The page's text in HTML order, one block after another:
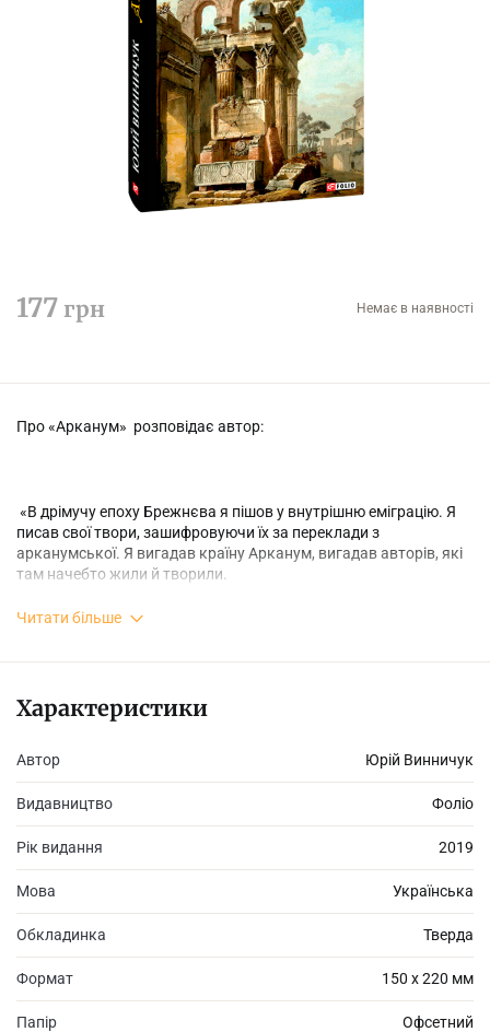
177 грн Немає в наявності
Про «Арканум» розповідає автор:
«В дрімучу епоху Брежнєва я пішов у внутрішню еміграцію. Я
писав свої твори, зашифровуючи їх за переклади з
арканумської. Я вигадав країну Арканум, вигадав авторів, які
там начебто жили й творили.
А поволі Арканум став пробиватися у мої сни. Я жив в
щоб жити. Удень життя не було. Удень був страх.
Люди з Аркануму чекали на мене. Якщо я затримувався,
посилали гінців на конях і стукали мені у вікно. Стукали
перснями на пальцях, руків’ями мечів, стукали гілками і вітром,
стукали пташками і хрущами, кликали всіма мовами і
голосами.
Я підводився і йшов до вікна. Воно розчахувалося, і Арканум
мене втягував у себе, засмоктував і впорядковував моє життя.
Читати більше
Характеристики
Автор Юрій Винничук
Видавництво Фоліо
Рік видання 2019
Мова Українська
Обкладинка Тверда
Формат 150 х 220 мм
Папір Офсетний